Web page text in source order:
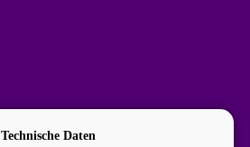
Technische Daten